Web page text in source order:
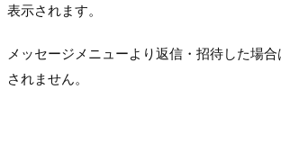
表示されます。
メッセージメニューより返信・招待した場
されません。